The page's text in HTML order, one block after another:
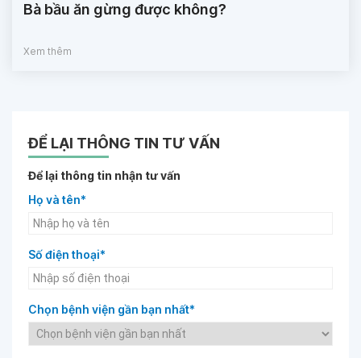
Bà bầu ăn gừng được không?
Xem thêm
ĐỂ LẠI THÔNG TIN TƯ VẤN
Để lại thông tin nhận tư vấn
Họ và tên*
Số điện thoại*
Chọn bệnh viện gần bạn nhất*